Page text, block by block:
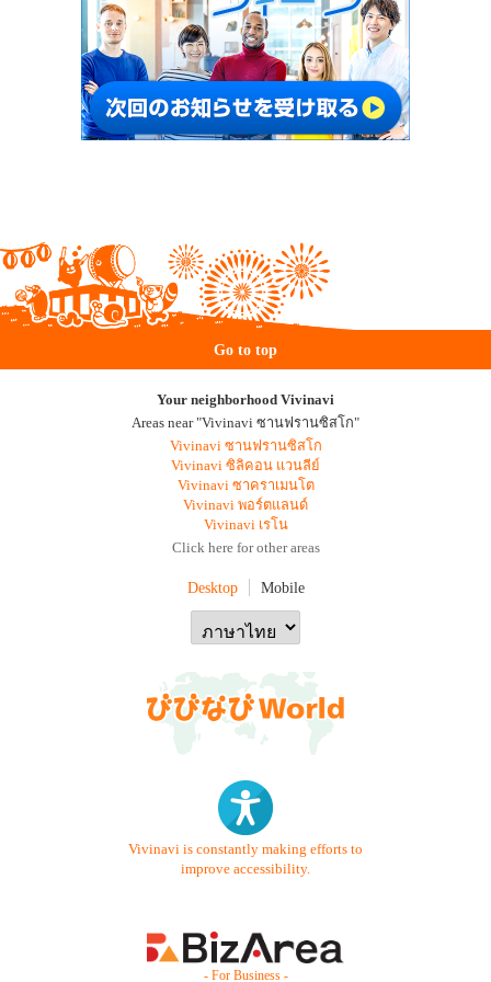
Go to top
Your neighborhood Vivinavi
Areas near "Vivinavi ซานฟรานซิสโก"
Vivinavi ซานฟรานซิสโก
Vivinavi ซิลิคอน แวนลีย์
Vivinavi ซาคราเมนโต
Vivinavi พอร์ตแลนด์
Vivinavi เรโน
Click here for other areas
Desktop Mobile
Vivinavi is constantly making efforts to
improve accessibility.
- For Business -